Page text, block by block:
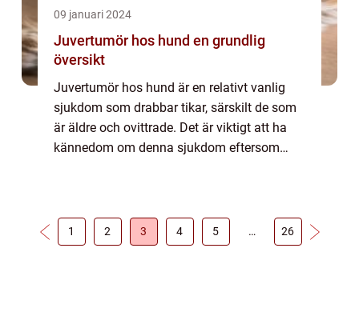
09 januari 2024
Juvertumör hos hund en grundlig
översikt
Juvertumör hos hund är en relativt vanlig
sjukdom som drabbar tikar, särskilt de som
är äldre och ovittrade. Det är viktigt att ha
kännedom om denna sjukdom eftersom
1 2 3 4 5 … 26